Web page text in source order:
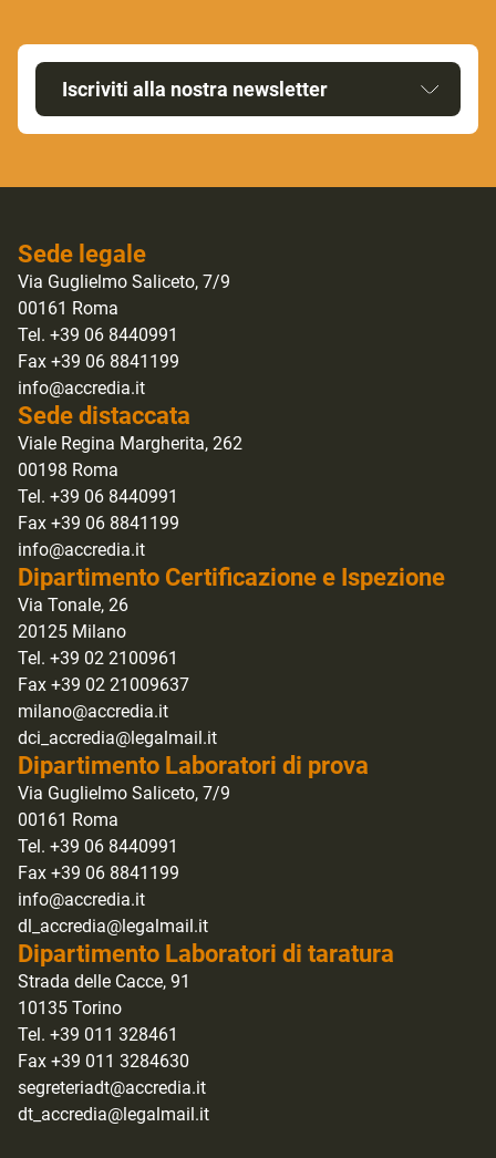
Iscriviti alla nostra newsletter
Sede legale
Via Guglielmo Saliceto, 7/9
00161 Roma
Tel. +39 06 8440991
Fax +39 06 8841199
info@accredia.it
Sede distaccata
Viale Regina Margherita, 262
00198 Roma
Tel. +39 06 8440991
Fax +39 06 8841199
info@accredia.it
Dipartimento Certificazione e Ispezione
Via Tonale, 26
20125 Milano
Tel. +39 02 2100961
Fax +39 02 21009637
milano@accredia.it
dci_accredia@legalmail.it
Dipartimento Laboratori di prova
Via Guglielmo Saliceto, 7/9
00161 Roma
Tel. +39 06 8440991
Fax +39 06 8841199
info@accredia.it
dl_accredia@legalmail.it
Dipartimento Laboratori di taratura
Strada delle Cacce, 91
10135 Torino
Tel. +39 011 328461
Fax +39 011 3284630
segreteriadt@accredia.it
dt_accredia@legalmail.it